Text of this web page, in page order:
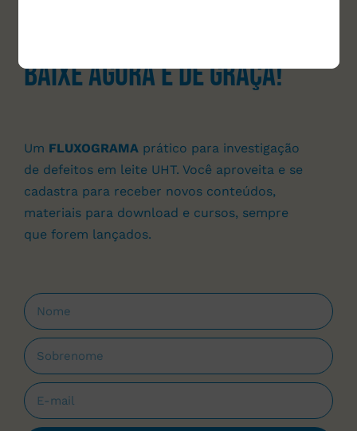
Baixe agora e de graça!
Um FLUXOGRAMA prático para investigação
de defeitos em leite UHT. Você aproveita e se
cadastra para receber novos conteúdos,
materiais para download e cursos, sempre
que forem lançados.